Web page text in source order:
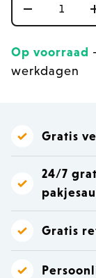
Op voorraad
werkdagen
Gratis
24/7
Gratis